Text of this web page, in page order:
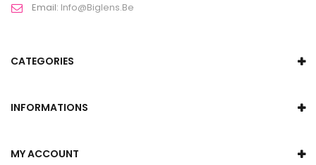
Email: Info@biglens.be
CATEGORIES
INFORMATIONS
MY ACCOUNT